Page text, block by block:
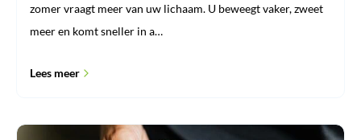
zomer vraagt meer van uw lichaam. U beweegt vaker, zweet
meer en komt sneller in a…
Lees meer